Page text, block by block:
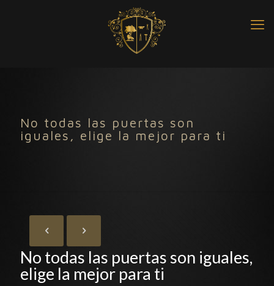
No todas las puertas son
iguales, elige la mejor para ti
No todas las puertas son iguales,
elige la mejor para ti